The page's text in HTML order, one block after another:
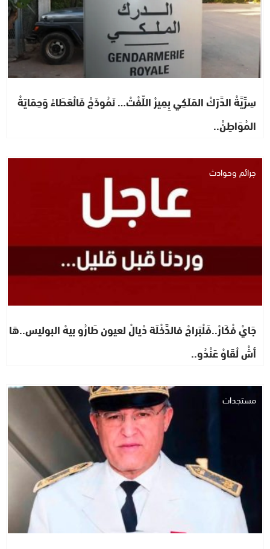
سِرِّيَّةْ الدَّرَكْ المَلَكِي بِمِيرْ اللِّفْتْ… نَمُوذَجْ فَالْعَطَاءْ وَحِمَايَةْ
المُوَاطِنْ..
جرائم وحوادث
جَايْ فْكَارْ..فَلْبَراجْ فالدَّخْلَة دْيالْ لعيون طَارُو بيهْ البوليس..هَا
أشْ لْقَاوْ عَنْدُو..
مستجدات